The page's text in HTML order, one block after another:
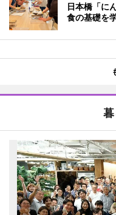
日本橋「に
食の基礎を
暮